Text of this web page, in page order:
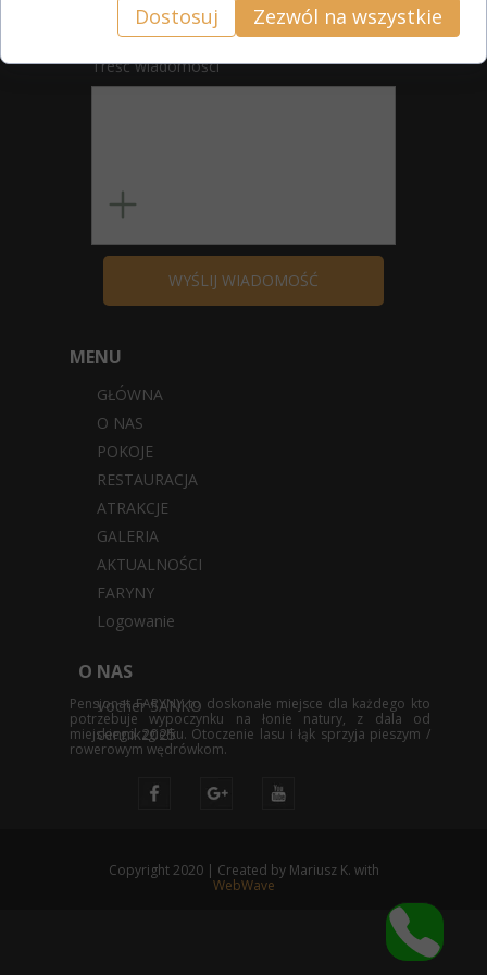
O NAS
Pensjonat FARYNY to doskonałe miejsce dla każdego kto
potrzebuje wypoczynku na łonie natury, z dala od
miejskiego zgiełku. Otoczenie lasu i łąk sprzyja pieszym /
rowerowym wędrówkom.
MENU
GŁÓWNA
O NAS
POKOJE
RESTAURACJA
ATRAKCJE
GALERIA
AKTUALNOŚCI
FARYNY
Logowanie
Vocher SANKO
cennik2025
Treść wiadomości
WYŚLIJ WIADOMOŚĆ
Copyright 2020 | Created by Mariusz K. with
WebWave
Dostosuj Zezwól na wszystkie